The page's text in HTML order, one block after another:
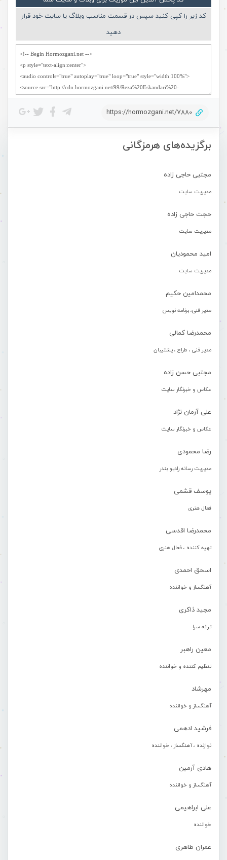
برگزیده‌های هرمزگانی
مجتبی حاجی زاده
مدیریت سایت
حجت حاجی زاده
مدیریت سایت
امید محمودیان
مدیریت سایت
محمدامین حکیم
مدیر فنی، برنامه نویس
محمدرضا کمالی
مدیر فنی ، طراح ، پشتیبان
مجتبی حسن زاده
عکاس و خبرنگار سایت
علی آرمان نژاد
عکاس و خبرنگار سایت
رضا محمودی
مدیریت رسانه رادیو بندر
یوسف قشمی
فعال هنری
محمدرضا اقدسی
تهیه کننده ، فعال هنری
اسحق احمدی
آهنگساز و خواننده
مجید ذاکری
ترانه سرا
معین راهبر
تنظیم کننده و خواننده
مهرشاد
آهنگساز و خواننده
فرشید ادهمی
نوازنده ، آهنگساز ، خواننده
هادی آرمین
آهنگساز و خواننده
علی ابراهیمی
خواننده
عمران طاهری
کد زیر را کپی کنید سپس در قسمت مناسب وبلاگ یا سایت خود قرار
دهید
https://hormozgani.net/7880